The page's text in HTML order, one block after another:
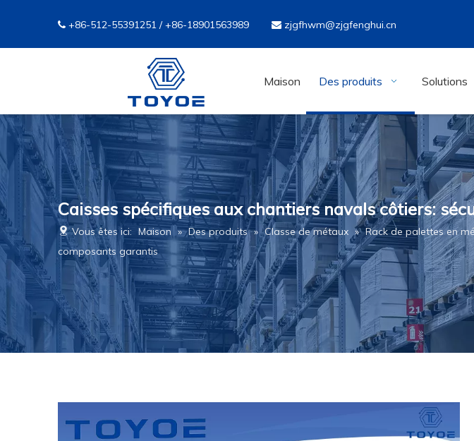
 +86-512-55391251 / +86-18901563989  zjgfhwm@zjgfenghui.cn
Maison Des produits Solutions
Caisses spécifiques aux chantiers navals côtiers:
Vous êtes ici: Maison » Des produits » Classe de métaux » Rack de palettes en
composants garantis